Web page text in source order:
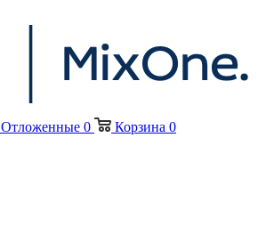
Отложенные 0 Корзина 0